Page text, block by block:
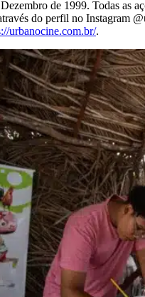
de 1999. Todas as
do perfil no Instagram
urbanocine.com.br/.